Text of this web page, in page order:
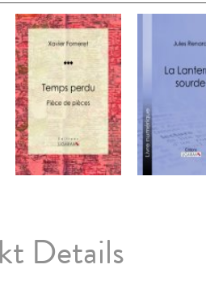
Details